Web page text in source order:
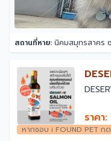
สถานที่หาย: นิคมสมุทรสาคร
ราคา
หากชอบ i FOUND PET ก